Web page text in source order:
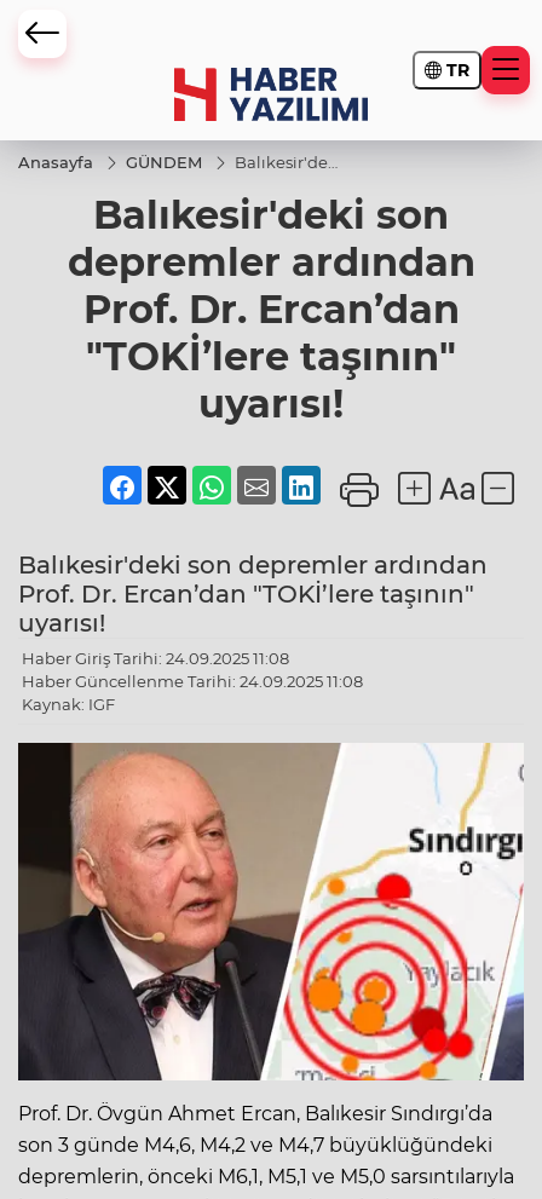
TR
Anasayfa GÜNDEM
Balıkesir'deki
depremler
ardından
Ercan’dan
"TOKİ’lere
taşının"
uyarısı!
Balıkesir'deki son
depremler ardından
Prof. Dr. Ercan’dan
"TOKİ’lere taşının"
uyarısı!
Balıkesir'deki son depremler ardından
Prof. Dr. Ercan’dan "TOKİ’lere taşının"
uyarısı!
Haber Giriş Tarihi: 24.09.2025 11:08
Haber Güncellenme Tarihi: 24.09.2025 11:08
Kaynak: IGF
Prof. Dr. Övgün Ahmet Ercan, Balıkesir Sındırgı’da
son 3 günde M4,6, M4,2 ve M4,7 büyüklüğündeki
depremlerin, önceki M6,1, M5,1 ve M5,0 sarsıntılarıyla